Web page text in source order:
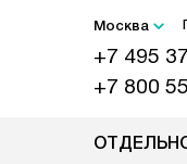
Москва
+7 495
+7 800